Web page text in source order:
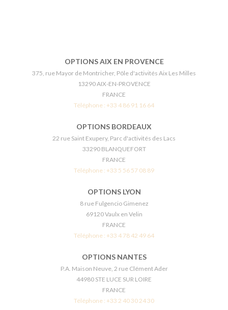
OPTIONS AIX EN PROVENCE
375, rue Mayor de Montricher, Pôle d'activités Aix Les Milles
13290 AIX-EN-PROVENCE
FRANCE
Téléphone : +33 4 86 91 16 64
OPTIONS BORDEAUX
22 rue Saint Exupery, Parc d'activités des Lacs
33290 BLANQUEFORT
FRANCE
Téléphone : +33 5 56 57 08 89
OPTIONS LYON
8 rue Fulgencio Gimenez
69120 Vaulx en Velin
FRANCE
Téléphone : +33 4 78 42 49 64
OPTIONS NANTES
P.A. Maison Neuve, 2 rue Clément Ader
44980 STE LUCE SUR LOIRE
FRANCE
Téléphone : +33 2 40 30 24 30